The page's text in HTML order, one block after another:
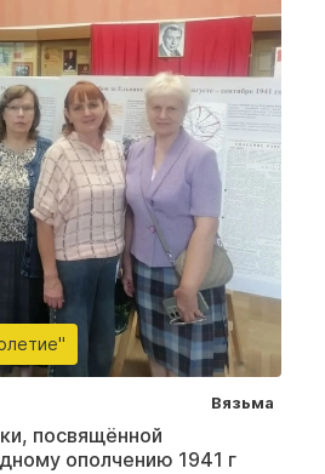
Вязьма
посвящённой
ополчению 1941 г